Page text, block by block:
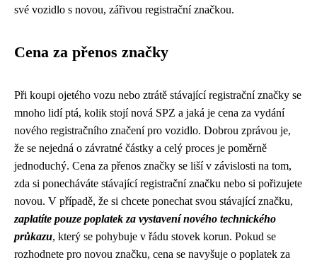
své vozidlo s novou, zářivou registrační značkou.
Cena za přenos značky
Při koupi ojetého vozu nebo ztrátě stávající registrační značky se
mnoho lidí ptá, kolik stojí nová SPZ a jaká je cena za vydání
nového registračního značení pro vozidlo. Dobrou zprávou je,
že se nejedná o závratné částky a celý proces je poměrně
jednoduchý. Cena za přenos značky se liší v závislosti na tom,
zda si ponecháváte stávající registrační značku nebo si pořizujete
novou. V případě, že si chcete ponechat svou stávající značku,
zaplatíte pouze poplatek za vystavení nového technického
průkazu, který se pohybuje v řádu stovek korun. Pokud se
rozhodnete pro novou značku, cena se navyšuje o poplatek za